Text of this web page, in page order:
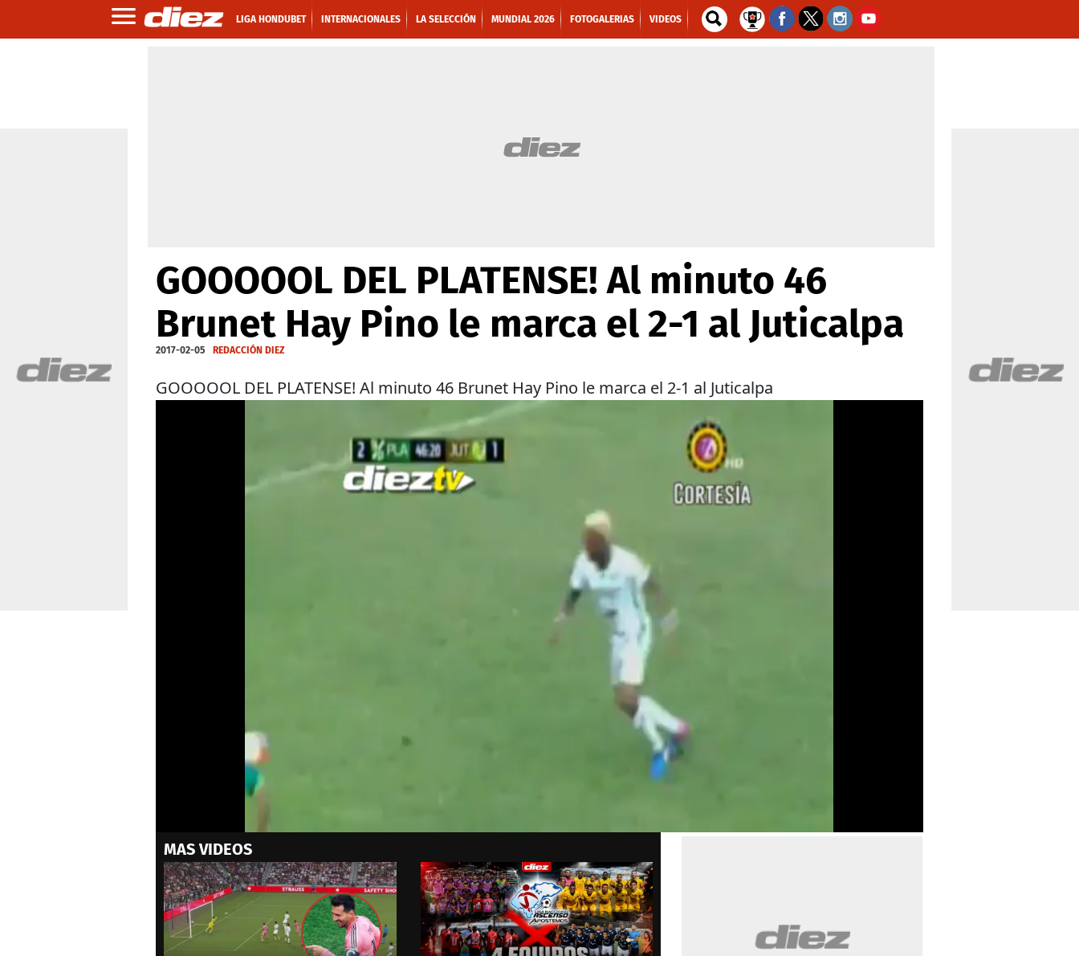
LIGA HONDUBET INTERNACIONALES LA SELECCIÓN MUNDIAL 2026 FOTOGALERIAS VIDEOS
GOOOOOL DEL PLATENSE! Al minuto 46
Brunet Hay Pino le marca el 2-1 al Juticalpa
2017-02-05 REDACCIÓN DIEZ
GOOOOOL DEL PLATENSE! Al minuto 46 Brunet Hay Pino le marca el 2-1 al Juticalpa
seconds
of
secondsVolume
0%
MAS VIDEOS